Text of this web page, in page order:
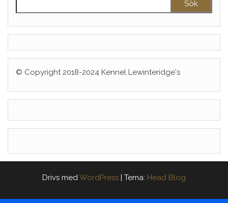
© Copyright 2018-2024 Kennel Lewinteridge's
Drivs medWordPress Tema: Head Blog